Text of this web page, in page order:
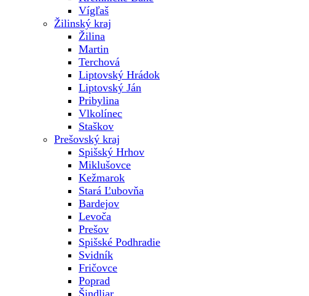
Vígľaš
Žilinský kraj
Žilina
Martin
Terchová
Liptovský Hrádok
Liptovský Ján
Pribylina
Vlkolínec
Staškov
Prešovský kraj
Spišský Hrhov
Miklušovce
Kežmarok
Stará Ľubovňa
Bardejov
Levoča
Prešov
Spišské Podhradie
Svidník
Fričovce
Poprad
Šindliar